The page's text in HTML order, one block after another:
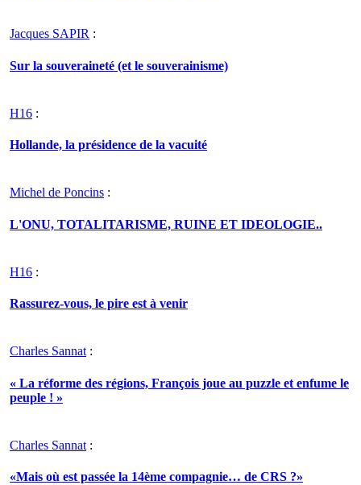
Jacques SAPIR :
Sur la souveraineté (et le souverainisme)
H16 :
Hollande, la présidence de la vacuité
Michel de Poncins :
L'ONU, TOTALITARISME, RUINE ET IDEOLOGIE..
H16 :
Rassurez-vous, le pire est à venir
Charles Sannat:
« La réforme des régions, François joue au puzzle et enfume le
peuple ! »
Charles Sannat :
«Mais où est passée la 14ème compagnie… de CRS ?»